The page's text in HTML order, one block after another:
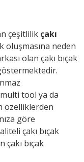
çeşitlilik çakı
oluşmasına neden
olan çakı bıçak
tool ya da
özelliklerden
göre
çakı bıçak
çakı bıçak